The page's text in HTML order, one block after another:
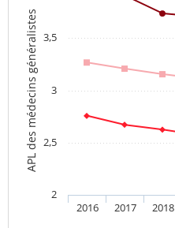
APL des médecins généralistes
2016 2017 2018
2
2,5
3
3,5